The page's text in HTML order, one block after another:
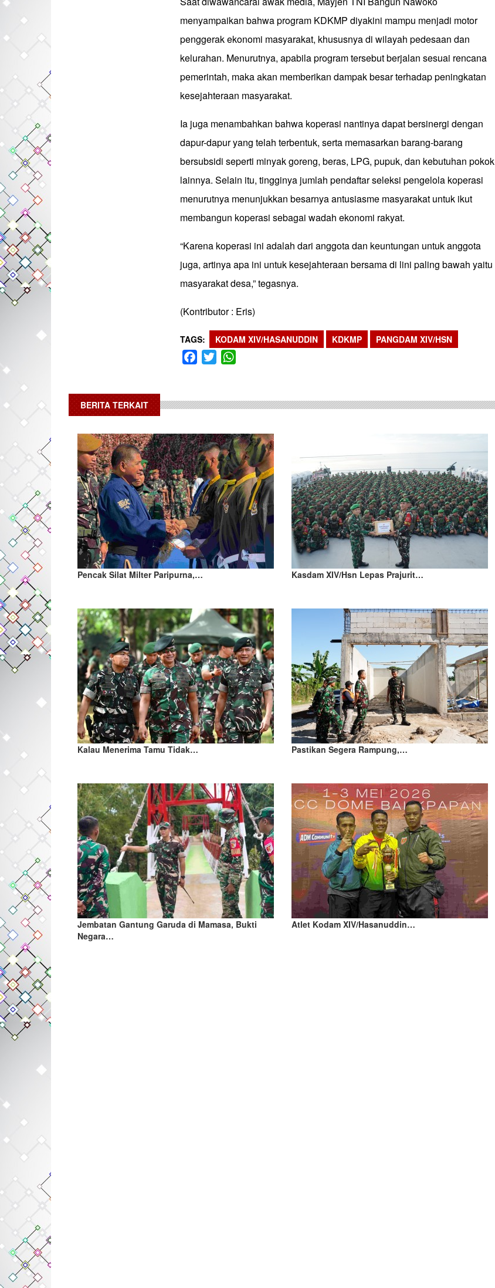
menyampaikan bahwa program KDKMP diyakini mampu menjadi motor
penggerak ekonomi masyarakat, khususnya di wilayah pedesaan dan
kelurahan. Menurutnya, apabila program tersebut berjalan sesuai rencana
pemerintah, maka akan memberikan dampak besar terhadap peningkatan
kesejahteraan masyarakat.
Ia juga menambahkan bahwa koperasi nantinya dapat bersinergi dengan
dapur-dapur yang telah terbentuk, serta memasarkan barang-barang
bersubsidi seperti minyak goreng, beras, LPG, pupuk, dan kebutuhan pokok
lainnya. Selain itu, tingginya jumlah pendaftar seleksi pengelola koperasi
menurutnya menunjukkan besarnya antusiasme masyarakat untuk ikut
membangun koperasi sebagai wadah ekonomi rakyat.
“Karena koperasi ini adalah dari anggota dan keuntungan untuk anggota
juga, artinya apa ini untuk kesejahteraan bersama di lini paling bawah yaitu
masyarakat desa,” tegasnya.
(Kontributor : Eris)
TAGS KODAM XIV/HASANUDDIN KDKMP PANGDAM XIV/HSN
Facebook
Twitter
BERITA TERKAIT
Pencak Silat Milter Paripurna,… Kasdam XIV/Hsn Lepas Prajurit…
Kalau Menerima Tamu Tidak… Pastikan Segera Rampung,…
Jembatan Gantung Garuda di Mamasa, Bukti
Negara…
Atlet Kodam XIV/Hasanuddin…